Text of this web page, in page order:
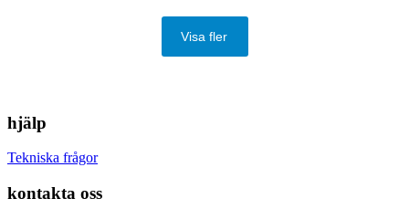
Visa fler
hjälp
Tekniska frågor
kontakta oss